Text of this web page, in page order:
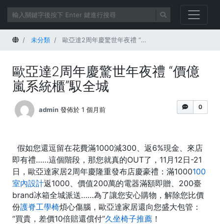
首頁 未分類 歐亞達2周年慶驚世年夜禮 “價億嵐系統櫃”馭全城
歐亞達2周年慶驚世年夜禮 “價億
嵐系統櫃”馭全城
0
admin 發佈於 1 個月前
假如您還逗留在花費滿1000減300、返6%現金、來店
即有禮……這個階段，那您就真的OUT了，11月12日-21
日，歐亞達家居2周年慶隆重發布店慶豪禮：滿1000100
室內設計返1000、價值200萬的電器滿額即贈、200臺
brand冰箱全城派送……為了讓您安心購物，解除您比價
份護脊工學椅煩心傷腦，歐亞達家居還向您盛大包管：
“買貴，差價10倍賠還償付”久坐椅子推薦 ！